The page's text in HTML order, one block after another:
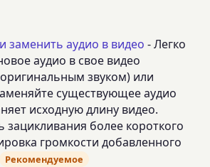
заменить аудио в видео - Легко
аудио в свое видео
звуком) или
существующее аудио
исходную длину видео.
зацикливания более короткого
громкости добавленного
Рекомендуемое